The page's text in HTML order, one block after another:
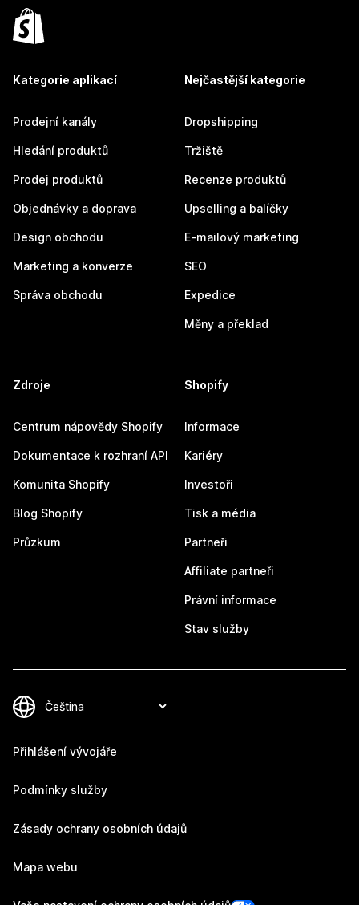
Kategorie aplikací
Prodejní kanály
Hledání produktů
Prodej produktů
Objednávky a doprava
Design obchodu
Marketing a konverze
Správa obchodu
Nejčastější kategorie
Dropshipping
Tržiště
Recenze produktů
Upselling a balíčky
E-mailový marketing
SEO
Expedice
Měny a překlad
Zdroje
Centrum nápovědy Shopify
Dokumentace k rozhraní API
Komunita Shopify
Blog Shopify
Průzkum
Shopify
Informace
Kariéry
Investoři
Tisk a média
Partneři
Affiliate partneři
Právní informace
Stav služby
Přihlášení vývojáře
Podmínky služby
Zásady ochrany osobních údajů
Mapa webu